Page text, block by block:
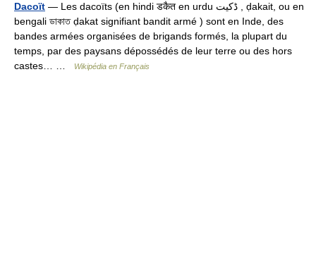
Dacoït — Les dacoïts (en hindi डकैत en urdu ڈکیت , ḍakait, ou en
bengali ডাকাত ḍakat signifiant bandit armé ) sont en Inde, des
bandes armées organisées de brigands formés, la plupart du
temps, par des paysans dépossédés de leur terre ou des hors
castes… …
Wikipédia en Français